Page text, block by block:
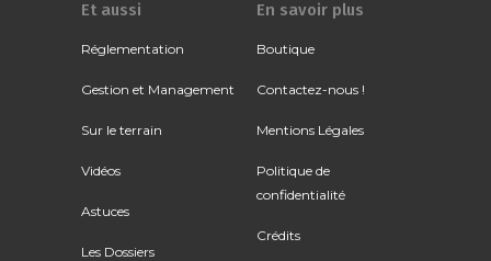
Et aussi
Réglementation
Gestion et Management
Sur le terrain
Vidéos
Astuces
Les Dossiers
En savoir plus
Boutique
Contactez-nous !
Mentions Légales
Politique de
confidentialité
Crédits